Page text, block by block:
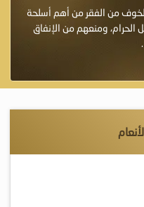
يعِدُكم الفقر﴾[البقرة:٢٦٨] الخوف من الفقر من أهم أسلحة
الحرام، ومنعهم من الإنفاق